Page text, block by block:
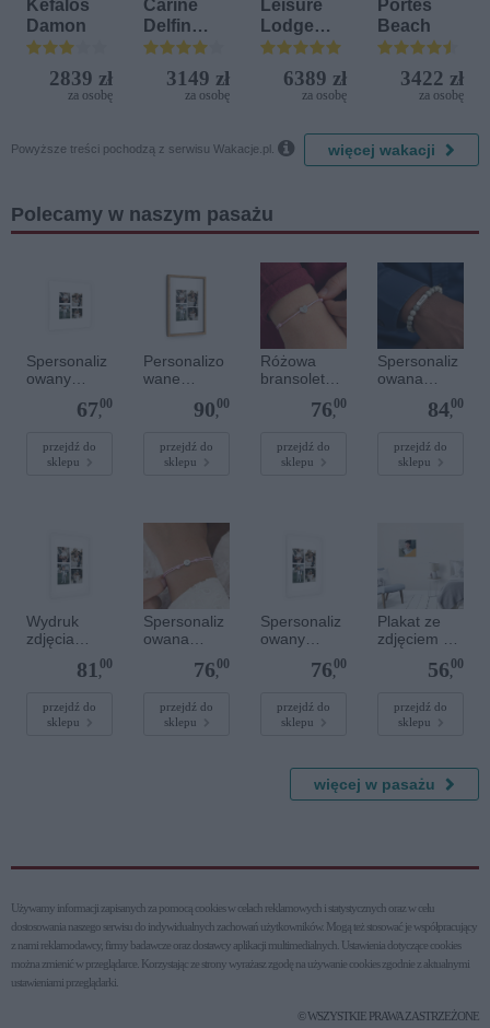
Kefalos
Damon
2839 zł
za osobę
Carine
Delfin
Bijela (ex.
Iberostar
Bijela
3149 zł
za osobę
Leisure
Lodge
Beach &
Golf
Resort by
Diamonds
6389 zł
za osobę
Portes
Beach
3422 zł
za osobę
Powyższe treści pochodzą z serwisu Wakacje.pl.  więcej wakacji
Polecamy w naszym pasażu
Spersonaliz
owany
plakat - 40 x
67,
00
przejdź do
sklepu
Personalizo
wane
drewnianej
30 cm
90,
00
przejdź do
sklepu
Różowa
bransoletka
dla dzieci -
owana -
Srebrne
76,
00
przejdź do
sklepu
Spersonaliz
owana
bransoletka
szlachetnym
i - Szary - M
84,
00
przejdź do
sklepu
Wydruk
zdjęcia
plakatu - 50
x 70 cm81 ,
00
przejdź do
sklepu
Spersonaliz
owana
bransoletka
sznurkowa -
Srebrne
kółko
76,
00
przejdź do
sklepu
Spersonaliz
owany
plakat - 40 x
76,
00
przejdź do
sklepu
Plakat ze
zdjęciem 30
56,
00
przejdź do
sklepu
więcej w pasażu
Używamy informacji zapisanych za pomocą cookies w celach reklamowych i statystycznych oraz w celu
dostosowania naszego serwisu do indywidualnych zachowań użytkowni­ków. Mogą też stosować je współpracujący
z nami reklamodawcy, firmy badawcze oraz dostawcy aplikacji multimedialnych. Ustawienia dotyczące cookies
można zmienić w przeglądarce. Korzystając ze strony wyrażasz zgodę na używanie cookies zgodnie z aktualnymi
ustawieniami przeglądarki.
© WSZYSTKIE PRAWA ZASTRZEŻONE